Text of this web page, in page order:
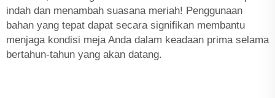
indah dan menambah suasana meriah! Penggunaan
bahan yang tepat dapat secara signifikan membantu
menjaga kondisi meja Anda dalam keadaan prima selama
bertahun-tahun yang akan datang.